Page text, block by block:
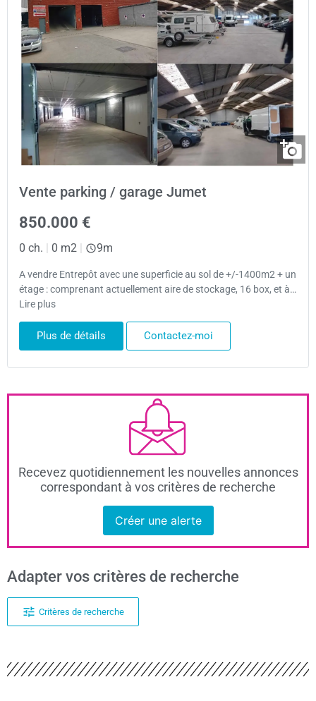
Vente parking / garage Jumet
850.000 €
0 ch. 0 m2 9m
A vendre Entrepôt avec une superficie au sol de +/-1400m2 + un
étage : comprenant actuellement aire de stockage, 16 box, et à…
Lire plus
Plus de détails Contactez-moi
Recevez quotidiennement les nouvelles annonces
correspondant à vos critères de recherche
Créer une alerte
Adapter vos critères de recherche
Critères de recherche